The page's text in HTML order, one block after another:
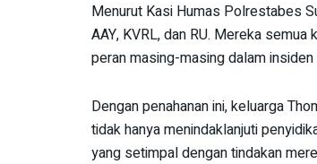
Menurut Kasi Humas Polrestabes
AAY, KVRL, dan RU. Mereka
peran masing-masing dalam
Dengan penahanan ini, keluarga
tidak hanya menindaklanjuti
yang setimpal dengan tindakan